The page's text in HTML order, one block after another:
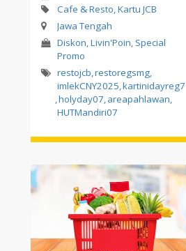
Cafe & Resto, Kartu JCB
Jawa Tengah
Diskon, Livin'Poin, Special
Promo
restojcb,restoregsmg,
imlekCNY2025,kartinidayreg7
,holyday07,areapahlawan,
HUTMandiri07